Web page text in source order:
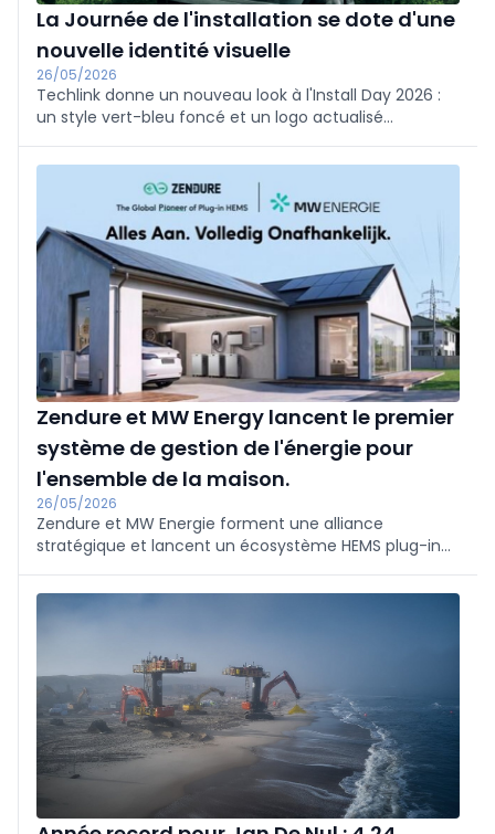
La Journée de l'installation se dote d'une
nouvelle identité visuelle
26/05/2026
Techlink donne un nouveau look à l'Install Day 2026 :
un style vert-bleu foncé et un logo actualisé
web remanié. Le salon aura lieu le 9 octobre 2026 à la
Porte de Bruxelles. Plus d'informations : installday.be.
Zendure et MW Energy lancent le premier
système de gestion de l'énergie pour
l'ensemble de la maison.
26/05/2026
Zendure et MW Energie forment une alliance
stratégique et lancent un écosystème HEMS plug-in
avec le PowerHub. MW Energie se charge de la
distribution et de l'installation. Le système modulaire
des véhicules électriques ; campagne pionnière avec
PowerHub gratuit.